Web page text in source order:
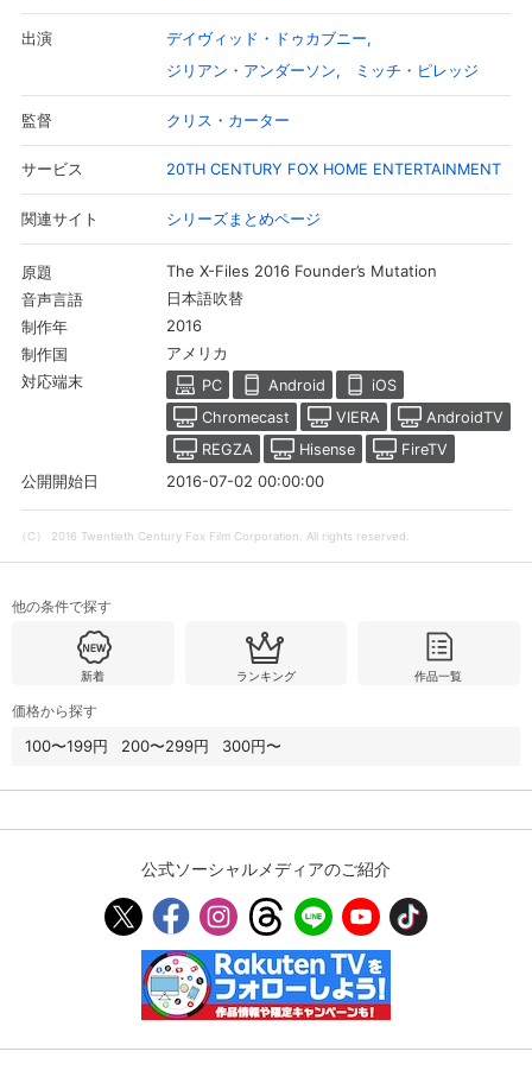
会員設定 会員情報
基本情報、本人連絡先、パスワード 、クレ
ジットカード情報の変更が可能です。
決済方法変更 決済方法の変更が可能です。
Myクーポン
購入履歴
確認が可能です。こちらから視聴いただく
お気に入りに登録した作品を確認できま
す。お気に入りに追加した作品の削除も可
能です。
サイト内の閲覧履歴を確認できます。履歴
の削除も可能です。
視聴年齢制限
能です。5段階の年齢区分から選択できま
出演
デイヴィッド・ドゥカブニー
ジリアン・アンダーソン
ミッチ・ピレッジ
監督 クリス・カーター
サービス 20TH CENTURY FOX HOME ENTERTAINMENT
関連サイト シリーズまとめページ
原題 The X-Files 2016 Founder’s Mutation
音声言語 日本語吹替
制作年 2016
制作国 アメリカ
対応端末 PC Android
iOS
Chromecast
VIERA
AndroidTV
REGZA
Hisense
FireTV
公開開始日
2016-07-02 00:00:00
（C） 2016 Twentieth Century Fox Film Corporation. All rights reserved.
他の条件で探す
新着 ランキング 作品一覧
価格から探す
100〜199円 200〜299円 300円〜
公式ソーシャルメディアのご紹介